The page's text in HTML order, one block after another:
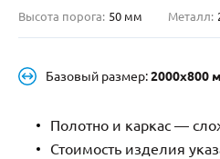
Высота порога: 50 мм Металл:
Базовый размер:2000х800
Полотно и каркас —
Стоимость изделия